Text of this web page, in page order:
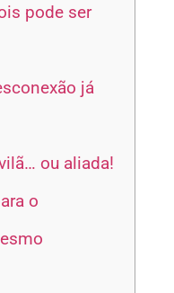
pode ser
já
ou aliada!
o